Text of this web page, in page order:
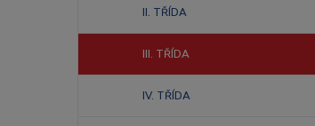
II. TŘÍDA
III. TŘÍDA
IV. TŘÍDA